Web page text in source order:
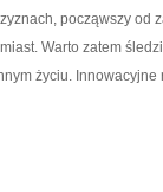
począwszy od
Warto zatem
życiu.